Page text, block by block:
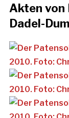
Akten von
Dadel-Dum